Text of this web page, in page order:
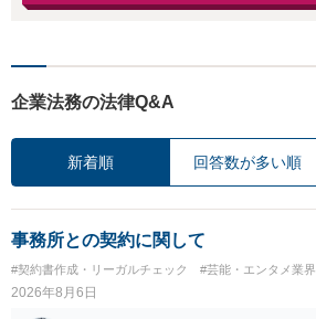
企業法務の法律Q&A
新着順 回答数が多い順
事務所との契約に関して
#契約書作成・リーガルチェック #芸能・エンタメ業界
2026年8月6日